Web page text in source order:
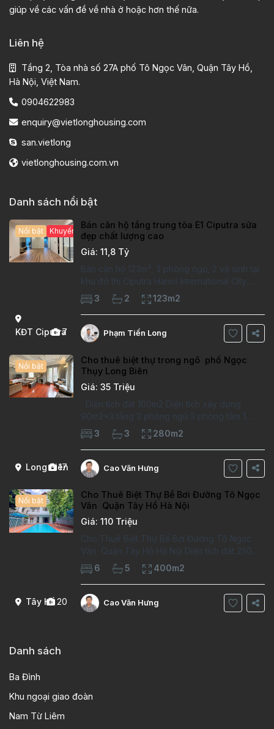
giúp về các vấn đề về nhà ở hoặc hơn thế nữa.
Liên hệ
Tầng 2, Tòa nhà số 27A phố Tô Ngọc Vân, Quận Tây Hồ,
Hà Nội, Việt Nam.
0904622983
enquiry@vietlonghousing.com
san.vietlong
vietlonghousing.com.vn
Danh sách nổi bật
KĐT Ciputra
7
Nổi bật Khuyến mại hấp dẫn
Bán căn hộ tầng trung tòa E1 Ciputra sửa
đẹp chất lượng cao
Giá: 11,8 Tỷ
Bán căn hộ 123m², 3 phòng ngủ, 2 vệ sinh tại
khu đô thị Ciputra Hanoi International City.
Căn hộ đã sửa mới kỹ, chất lượng cao, sàn
gỗ, bếp hiện đại, không gian thoáng sáng.
Thông tin căn hộ: Diện tích:
3 2 123m2
Phạm Tiến Long
Long Biên
17
Nổi bật
Cho thuê biệt thự trong ngõ phố Ngọc
Thụy Long Biên
Giá: 35 Triệu
Diện tích đất 100m2 Diện tích xây dựng
90m2x3 tầng 3 phòng ngủ 3 phòng tắm 1
phòng làm việc Vị trí ý tưởng 10 phút đi bộ tới
trường việt pháp Ngôi nhà được thiết kế theo
kiểu phát cổ,trong khu dân
3 3 280m2
Cao Văn Hưng
Tây Hồ20
Nổi bật
Cho Thuê Biệt Thự Bể Bơi Đường Tô Ngọc
Vân Quận Tây Hồ Hà Nội
Giá: 110 Triệu
Cho Thuê Biệt Thự Bể Bơi Đường Tô Ngọc
Vân Quận Tây Hồ Hà Nội Diện tích đất 250m2
Diện tích xây dựng 100m2 Xây 4 tầng, 6
phòng ngủ 5 phòng tắm Tầng 1, , phòng
khách , phòng bếp-1wc Tầng 2, 2 phòng
6 5 400m2
Cao Văn Hưng
Danh sách
Ba Đình
Khu ngoại giao đoàn
Nam Từ Liêm